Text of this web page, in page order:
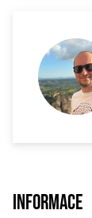
Informace